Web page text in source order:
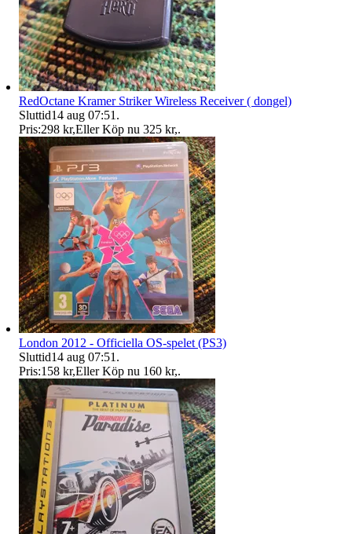
RedOctane Kramer Striker Wireless Receiver ( dongel)
Sluttid14 aug 07:51 .
Pris:298 kr,Eller Köp nu 325 kr,.
London 2012 - Officiella OS-spelet (PS3)
Sluttid14 aug 07:51 .
Pris:158 kr,Eller Köp nu 160 kr,.